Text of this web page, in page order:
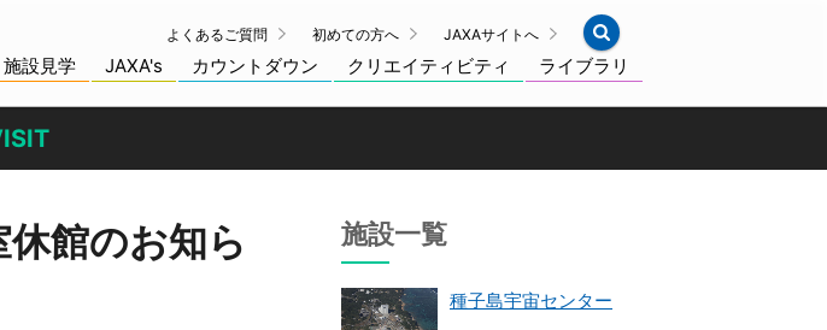
よくあるご質問 初めての方へ JAXAサイトへ
施設見学 JAXA's カウントダウン クリエイティビティ ライブラリ
館のお知ら
施設一覧
種子島宇宙センター